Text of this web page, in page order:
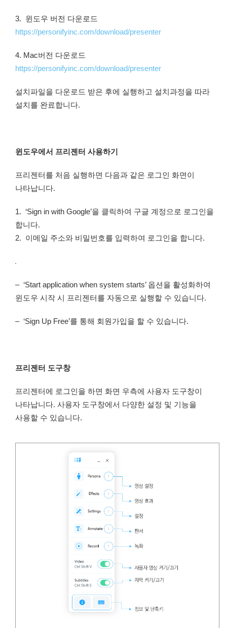
3. 윈도우 버전 다운로드
https://personifyinc.com/download/presenter
4. Mac버전 다운로드
https://personifyinc.com/download/presenter
설치파일을 다운로드 받은 후에 실행하고 설치과정을 따라
설치를 완료합니다.
윈도우에서 프리젠터 사용하기
프리젠터를 처음 실행하면 다음과 같은 로그인 화면이
나타납니다.
1. ‘Sign in with Google’을 클릭하여 구글 계정으로 로그인을
합니다.
2. 이메일 주소와 비밀번호를 입력하여 로그인을 합니다.
– ‘Start application when system starts’ 옵션을 활성화하여
윈도우 시작 시 프리젠터를 자동으로 실행할 수 있습니다.
– ‘Sign Up Free’를 통해 회원가입을 할 수 있습니다.
프리젠터 도구창
프리젠터에 로그인을 하면 화면 우측에 사용자 도구창이
나타납니다. 사용자 도구창에서 다양한 설정 및 기능을
사용할 수 있습니다.